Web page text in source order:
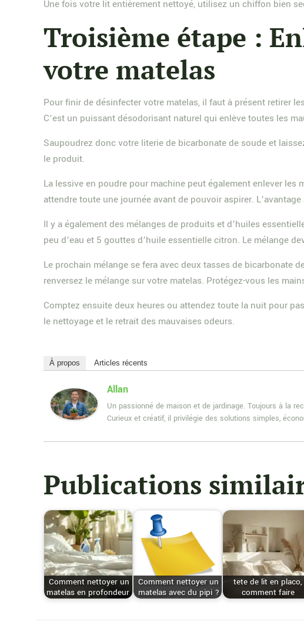
Une fois votre lit entièrement nettoyé, utilisez un chiffon bien
Troisième étape :
votre matelas
Pour finir de désinfecter votre matelas, il faut à présent retirer
C’est un puissant désodorisant naturel qui enlève toutes les
Saupoudrez donc votre literie de bicarbonate de soude et
le produit.
La lessive en poudre pour machine peut également enlever les
attendre toute une journée avant de pouvoir aspirer.
Il y a également des mélanges de produits et d’huiles
peu d’eau et 5 gouttes d’huile essentielle citron. Le mélange
Le prochain mélange se fera avec deux tasses de bicarbonate
renversez le mélange sur votre matelas. Protégez-vous les
Comptez ensuite deux heures ou attendez toute la nuit pour
le nettoyage et le retrait des mauvaises odeurs.
À propos Articles récents
Allan
Un passionné de maison et de jardinage. Toujours à la
Curieux et créatif, il privilégie des solutions simples,
Publications
Comment nettoyer un
matelas en profondeur
Comment nettoyer un
matelas avec du pipi ?
tete de lit en placo,
comment faire